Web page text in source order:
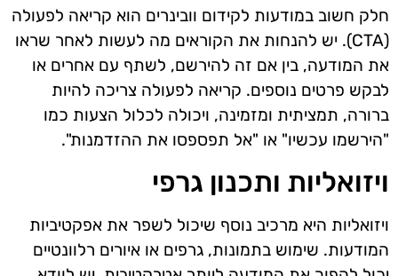
חלק חשוב במודעות לקידום וובינרים הוא קריאה לפעולה
(CTA). יש להנחות את הקוראים מה לעשות לאחר שראו
את המודעה, בין אם זה להירשם, לשתף עם אחרים או
לבקש פרטים נוספים. קריאה לפעולה צריכה להיות
ברורה, תמציתית ומזמינה, ויכולה לכלול הצעות כמו
"הירשמו עכשיו" או "אל תפספסו את ההזדמנות".
ויזואליות ותכנון גרפי
ויזואליות היא מרכיב נוסף שיכול לשפר את אפקטיביות
המודעות. שימוש בתמונות, גרפים או איורים רלוונטיים